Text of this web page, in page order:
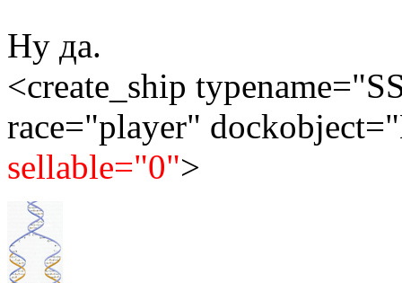
Ну да.
<create_ship
race="player"
sellable="0">